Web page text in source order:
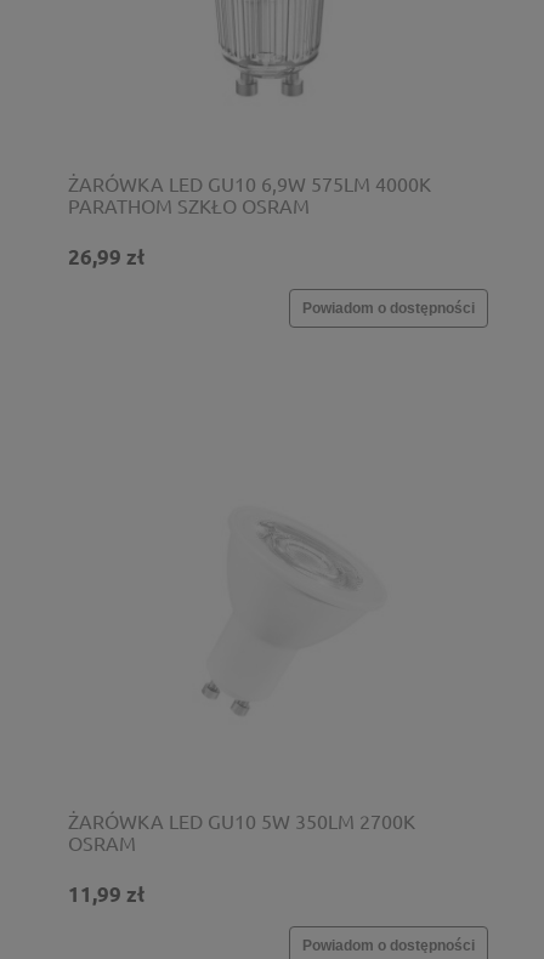
ŻARÓWKA LED GU10 6,9W 575LM 4000K
PARATHOM SZKŁO OSRAM
26,99 zł
Powiadom o dostępności
ŻARÓWKA LED GU10 5W 350LM 2700K
OSRAM
11,99 zł
Powiadom o dostępności